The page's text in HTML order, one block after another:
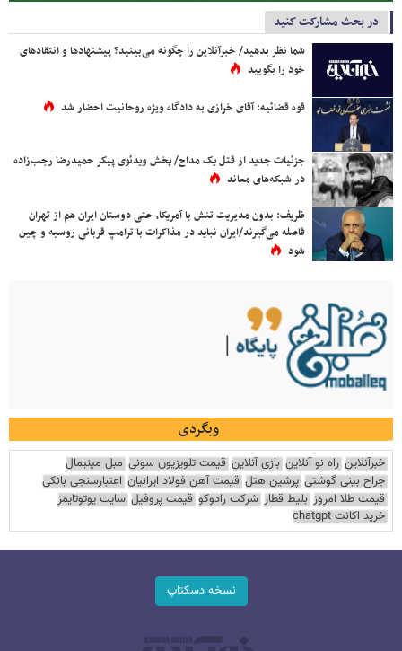
در بحث مشارکت کنید
شما نظر بدهید/ خبرآنلاین را چگونه می‌بینید؟ پیشنهادها و انتقادهای
خود را بگویید
قوه قضائیه: آقای خرازی به دادگاه ویژه روحانیت احضار شد
جزئیات جدید از قتل یک مداح/ پخش ویدئوی پیکر حمیدرضا رجب‌زاده
در شبکه‌های معاند
ظریف: بدون مدیریت تنش با آمریکا، حتی دوستان ایران هم از تهران
فاصله می‌گیرند/ایران نباید در مذاکرات با ترامپ قربانی روسیه و چین
شود
وبگردی
خبرآنلاین راه نو آنلاین بازی آنلاین قیمت تلویزیون سونی مبل مینیمال
جراح بینی گوشتی پرشین هتل قیمت آهن فولاد ایرانیان اعتبارسنجی بانکی
قیمت طلا امروز بلیط قطار شرکت رادوکو قیمت پروفیل سایت یوتوتایمز
خرید اکانت chatgpt
نسخه دسکتاپ